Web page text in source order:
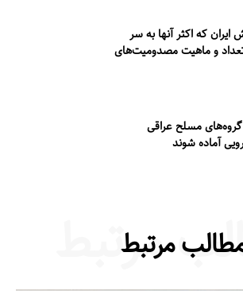
ایران که اکثر آنها به سر
و ماهیت مصدومیت‌های
گروه‌های مسلح عراقی
آماده شوند
مرتبط
مرتبط